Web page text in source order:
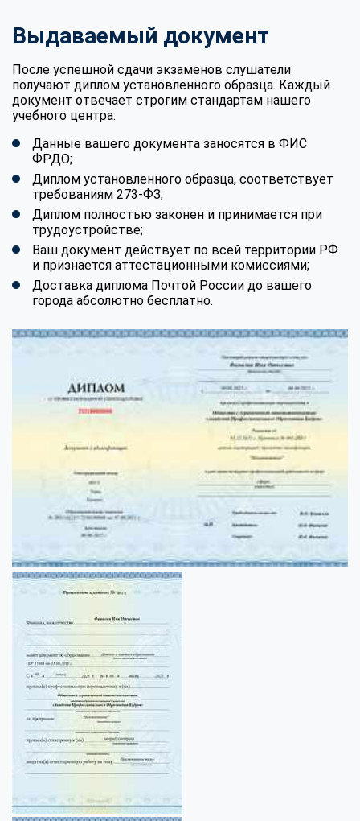
Выдаваемый документ
После успешной сдачи экзаменов слушатели
получают диплом установленного образца. Каждый
документ отвечает строгим стандартам нашего
учебного центра:
Данные вашего документа заносятся в ФИС
ФРДО;
Диплом установленного образца, соответствует
требованиям 273-ФЗ;
Диплом полностью законен и принимается при
трудоустройстве;
Ваш документ действует по всей территории РФ
и признается аттестационными комиссиями;
Доставка диплома Почтой России до вашего
города абсолютно бесплатно.